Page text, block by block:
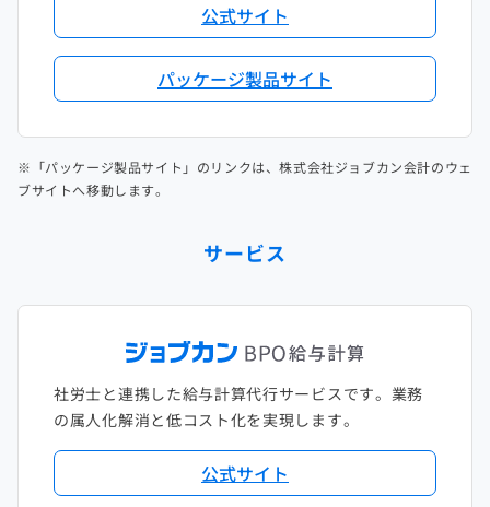
公式サイト
パッケージ製品サイト
※「パッケージ製品サイト」のリンクは、株式会社ジョブカン会計のウェ
ブサイトへ移動します。
サービス
社労士と連携した給与計算代行サービスです。業務
の属人化解消と低コスト化を実現します。
公式サイト